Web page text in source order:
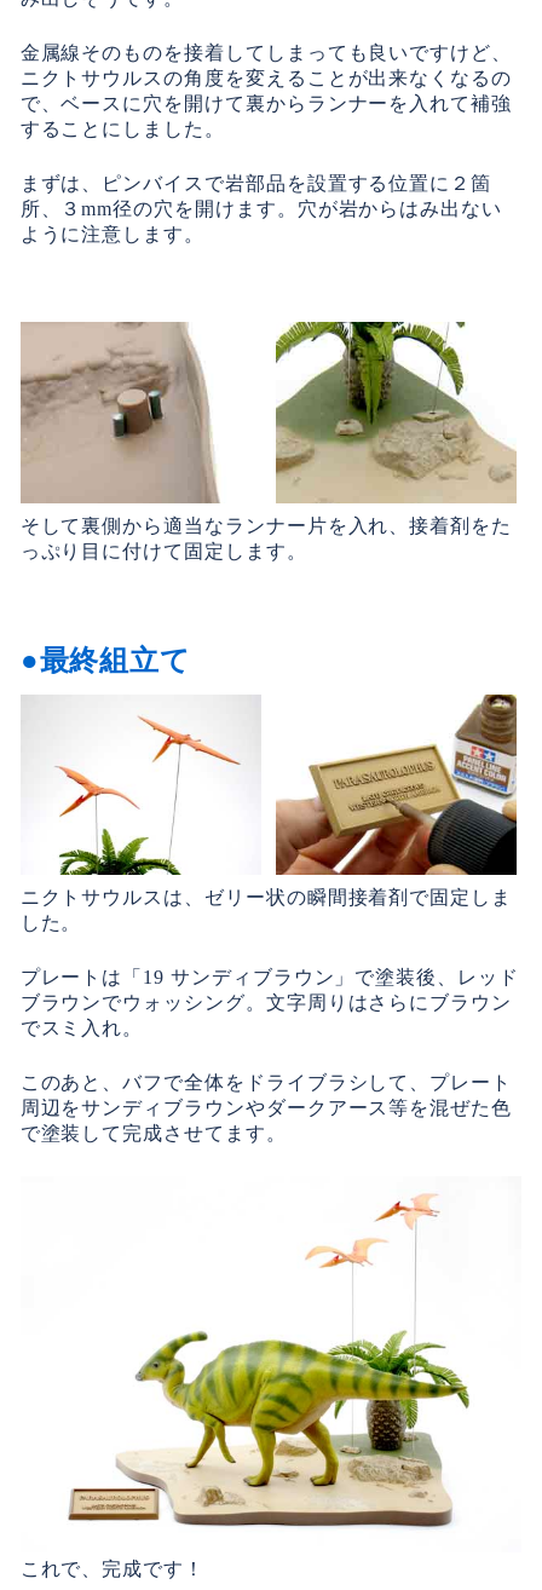
金属線そのものを接着してしまっても良いですけど、
ニクトサウルスの角度を変えることが出来なくなるの
で、ベースに穴を開けて裏からランナーを入れて補強
することにしました。
まずは、ピンバイスで岩部品を設置する位置に２箇
所、３mm径の穴を開けます。穴が岩からはみ出ない
ように注意します。
そして裏側から適当なランナー片を入れ、接着剤をた
っぷり目に付けて固定します。
最終組立て
ニクトサウルスは、ゼリー状の瞬間接着剤で固定しま
した。
プレートは「19 サンディブラウン」で塗装後、レッド
ブラウンでウォッシング。文字周りはさらにブラウン
でスミ入れ。
このあと、バフで全体をドライブラシして、プレート
周辺をサンディブラウンやダークアース等を混ぜた色
で塗装して完成させてます。
これで、完成です！